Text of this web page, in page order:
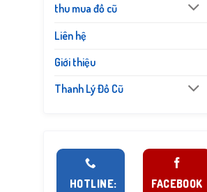
thu mua đồ cũ
Liên hệ
Giới thiệu
Thanh Lý Đồ Cũ
HOTLINE:
FACEBOOK